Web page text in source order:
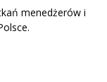
menedżerów i